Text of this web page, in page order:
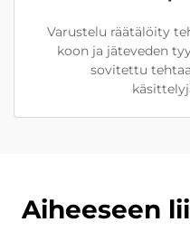
Varustelu räätälöity
koon ja jäteveden
sovitettu
Aiheeseen